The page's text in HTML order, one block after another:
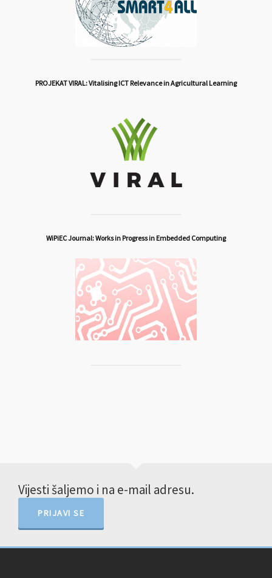
PROJEKAT VIRAL: Vitalising ICT Relevance in Agricultural Learning
WiPiEC Journal: Works in Progress in Embedded Computing
Vijesti šaljemo i na e-mail adresu.
PRIJAVI SE